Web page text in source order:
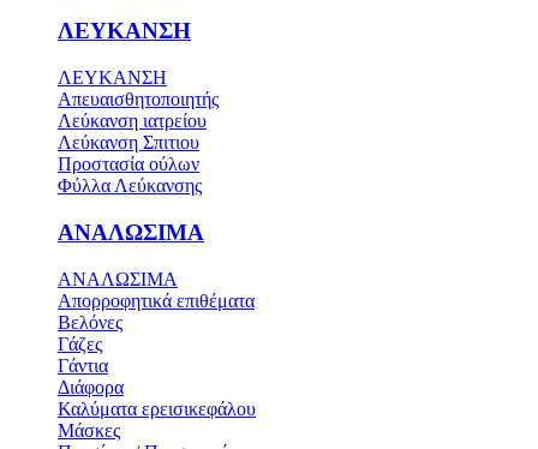
ΛΕΥΚΑΝΣΗ
ΛΕΥΚΑΝΣΗ
Απευαισθητοποιητής
Λεύκανση ιατρείου
Λεύκανση Σπιτιου
Προστασία ούλων
Φύλλα Λεύκανσης
ΑΝΑΛΩΣΙΜΑ
ΑΝΑΛΩΣΙΜΑ
Απορροφητικά επιθέματα
Βελόνες
Γάζες
Γάντια
Διάφορα
Καλύματα ερεισικεφάλου
Μάσκες